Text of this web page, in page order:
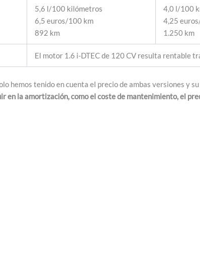
5,6 l/100 kilómetros
6,5 euros/100 km
892 km
4,0 l/100
4,25
1.250 km
El motor 1.6 i-DTEC de 120 CV resulta rentable
hemos tenido en cuenta el precio de ambas versiones y
en la amortización, como el coste de mantenimiento, el